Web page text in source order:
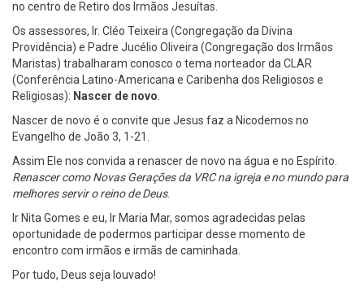
no centro de Retiro dos Irmãos Jesuítas.
Os assessores, Ir. Cléo Teixeira (Congregação da Divina
Providência) e Padre Jucélio Oliveira (Congregação dos Irmãos
Maristas) trabalharam conosco o tema norteador da CLAR
(Conferência Latino-Americana e Caribenha dos Religiosos e
Religiosas): Nascer de novo
Nascer de novo é o convite que Jesus faz a Nicodemos no
Evangelho de João 3, 1-21.
Assim Ele nos convida a renascer de novo na água e no Espírito.
Renascer como Novas Gerações da VRC na igreja e no mundo para
melhores servir o reino de Deus.
Ir Nita Gomes e eu, Ir Maria Mar, somos agradecidas pelas
oportunidade de podermos participar desse momento de
encontro com irmãos e irmãs de caminhada.
Por tudo, Deus seja louvado!